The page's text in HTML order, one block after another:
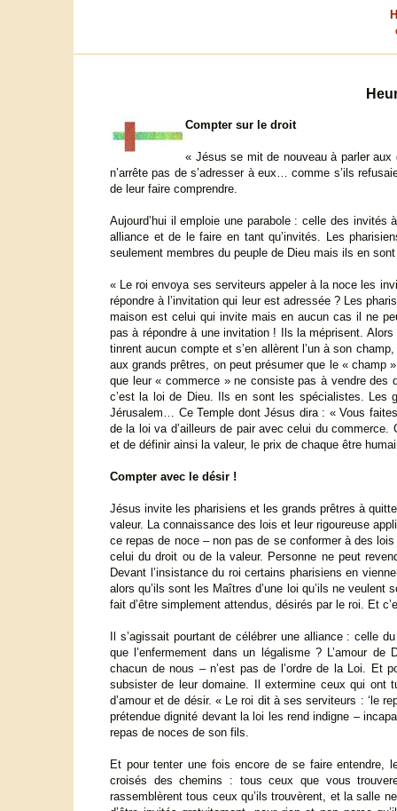
Compter sur le droit
« Jésus se mit de nouveau à parler
n’arrête pas de s’adresser à eux… comme s’ils
de leur faire comprendre.
Aujourd’hui il emploie une parabole : celle des
alliance et de le faire en tant qu’invités. Les
seulement membres du peuple de Dieu mais ils en
« Le roi envoya ses serviteurs appeler à la noce les
répondre à l’invitation qui leur est adressée ? Les
maison est celui qui invite mais en aucun cas il ne
pas à répondre à une invitation ! Ils la méprisent.
tinrent aucun compte et s’en allèrent l’un à son
aux grands prêtres, on peut présumer que le « champ
que leur « commerce » ne consiste pas à vendre des
c’est la loi de Dieu. Ils en sont les spécialistes. Les
Jérusalem… Ce Temple dont Jésus dira : « Vous
de la loi va d’ailleurs de pair avec celui du
et de définir ainsi la valeur, le prix de chaque être
Compter avec le désir !
Jésus invite les pharisiens et les grands prêtres à
valeur. La connaissance des lois et leur rigoureuse
ce repas de noce – non pas de se conformer à des
celui du droit ou de la valeur. Personne ne peut
Devant l’insistance du roi certains pharisiens en
alors qu’ils sont les Maîtres d’une loi qu’ils ne
fait d’être simplement attendus, désirés par le roi. Et
Il s’agissait pourtant de célébrer une alliance : celle
que l’enfermement dans un légalisme ? L’amour de
chacun de nous – n’est pas de l’ordre de la Loi. Et
subsister de leur domaine. Il extermine ceux qui ont
d’amour et de désir. « Le roi dit à ses serviteurs : ‘le
prétendue dignité devant la loi les rend indigne –
repas de noces de son fils.
Et pour tenter une fois encore de se faire entendre,
croisés des chemins : tous ceux que vous
rassemblèrent tous ceux qu’ils trouvèrent, et la salle